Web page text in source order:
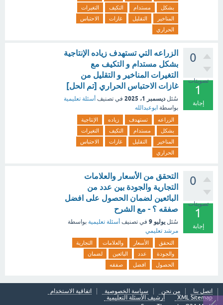
بشكل
مستدام التكيف
التغيرات
المناخير
التقليل غازات
الاحتباس
الحراري
0
تصويتات
1
إجابة
الزراعه التي تستهدف زياده الإنتاجية
بشكل مستدام و التكيف مع
التغيرات المناخير و التقليل من
غازات الاحتباس الحراري [تم الحل]
سُئل ديسمبر 1، 2025 في تصنيف أسئلة تعليمية
بواسطة ابوعبدالله
الزراعه تستهدف زياده
الإنتاجية
بشكل
مستدام التكيف
التغيرات
المناخير
التقليل غازات
الاحتباس
الحراري
0
تصويتات
1
إجابة
التحقق من الأسعار والعلامات
التجارية والجودة بين عدد من
البائعين لضمان الحصول على افضل
صفقه ؟ - مع الشرح
سُئل يوليو 9 في تصنيف أسئلة تعليمية بواسطة
مرشد تعليمي
التحقق الأسعار والعلامات
التجارية
والجودة
عدد البائعين
لضمان
الحصول
افضل صفقه
اتصل بنا من نحن سياسة الخصوصية
اتفاقية الاستخدام
XML Sitemap
أرشيف الأسئلة التعليمية